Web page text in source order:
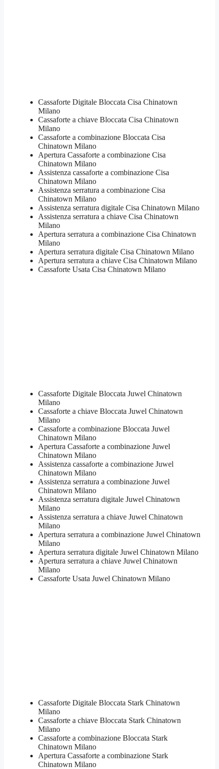
Cassaforte Digitale Bloccata​ Cisa Chinatown
Milano
Cassaforte a chiave Bloccata​ Cisa Chinatown
Milano
Cassaforte a combinazione Bloccata​ Cisa
Chinatown Milano
​Apertura Cassaforte a combinazione​ Cisa
Chinatown Milano
Assistenza cassaforte a combinazione​ Cisa
Chinatown Milano
​Assistenza serratura​ ​a combinazione​ Cisa
Chinatown Milano
Assistenza serratura ​digitale​ Cisa Chinatown Milano
Assistenza serratura ​a chiave​ Cisa Chinatown
Milano
​Apertura serratura​ ​a combinazione​ Cisa Chinatown
Milano
Apertura serratura​ ​digitale​ Cisa Chinatown Milano
​Apertura serratura​ ​a chiave​ Cisa Chinatown Milano
​Cassaforte Usata​ Cisa Chinatown Milano
Cassaforte Digitale Bloccata Juwel Chinatown
Milano
Cassaforte a chiave Bloccata Juwel Chinatown
Milano
Cassaforte a combinazione Bloccata Juwel
Chinatown Milano
​Apertura Cassaforte a combinazione Juwel
Chinatown Milano
Assistenza cassaforte a combinazione Juwel
Chinatown Milano
​Assistenza serratura​ ​a combinazione Juwel
Chinatown Milano
Assistenza serratura ​digitale Juwel Chinatown
Milano
Assistenza serratura ​a chiave Juwel Chinatown
Milano
​Apertura serratura​ ​a combinazione Juwel Chinatown
Milano
Apertura serratura​ ​digitale Juwel Chinatown Milano
​Apertura serratura​ ​a chiave Juwel Chinatown
Milano
​Cassaforte Usata Juwel Chinatown Milano
Cassaforte Digitale Bloccata Stark Chinatown
Milano
Cassaforte a chiave Bloccata Stark Chinatown
Milano
Cassaforte a combinazione Bloccata Stark
Chinatown Milano
​Apertura Cassaforte a combinazione Stark
Chinatown Milano